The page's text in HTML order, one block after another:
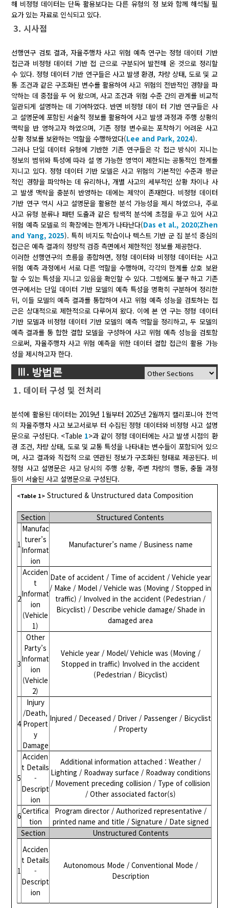
해 비정형 데이터는 단독 활용보다는 다른 유형의 정 보와 함께 해석될 필
요가 있는 자료로 인식되고 있다.
3. 시사점
선행연구 검토 결과, 자율주행차 사고 위험 예측 연구는 정형 데이터 기반
접근과 비정형 데이터 기반 접 근으로 구분되어 발전해 온 것으로 정리할
수 있다. 정형 데이터 기반 연구들은 사고 발생 환경, 차량 상태, 도로 및 교
통 조건과 같은 구조화된 변수를 활용하여 사고 위험의 전반적인 경향을 파
악하는 데 중점을 두 어 왔으며, 사고 조건과 위험 수준 간의 관계를 비교적
일관되게 설명하는 데 기여하였다. 반면 비정형 데이 터 기반 연구들은 사
고 설명문에 포함된 서술적 정보를 활용하여 사고 발생 과정과 주행 상황의
맥락을 반 영하고자 하였으며, 기존 정형 변수로는 포착하기 어려운 사고
상황 정보를 보완하는 역할을 수행하였다(Lee and Park, 2024).
그러나 단일 데이터 유형에 기반한 기존 연구들은 각 접근 방식이 지니는
정보의 범위와 특성에 따라 설 명 가능한 영역이 제한되는 공통적인 한계를
지니고 있다. 정형 데이터 기반 모델은 사고 위험의 기본적인 수준과 평균
적인 경향을 파악하는 데 유리하나, 개별 사고의 세부적인 상황 차이나 사
고 발생 맥락을 충분히 반영하는 데에는 제약이 존재한다. 비정형 데이터
기반 연구 역시 사고 설명문을 활용한 분석 가능성을 제시 하였으나, 주로
사고 유형 분류나 패턴 도출과 같은 탐색적 분석에 초점을 두고 있어 사고
위험 예측 모델로 의 확장에는 한계가 나타난다(Das et al., 2020;Zhen
and Yang, 2025). 특히 비지도 학습이나 텍스트 기반 군 집 분석 중심의
접근은 예측 결과의 정량적 검증 측면에서 제한적인 정보를 제공한다.
이러한 선행연구의 흐름을 종합하면, 정형 데이터와 비정형 데이터는 사고
위험 예측 과정에서 서로 다른 역할을 수행하며, 각각의 한계를 상호 보완
할 수 있는 특성을 지니고 있음을 확인할 수 있다. 그럼에도 불구 하고 기존
연구에서는 단일 데이터 기반 모델의 예측 특성을 명확히 구분하여 정리한
뒤, 이들 모델의 예측 결과를 통합하여 사고 위험 예측 성능을 검토하는 접
근은 상대적으로 제한적으로 다루어져 왔다. 이에 본 연 구는 정형 데이터
기반 모델과 비정형 데이터 기반 모델의 예측 역할을 정리하고, 두 모델의
예측 결과를 통 합한 결합 모델을 구성하여 사고 위험 예측 성능을 검토함
으로써, 자율주행차 사고 위험 예측을 위한 데이터 결합 접근의 활용 가능
성을 제시하고자 한다.
Ⅲ. 방법론
1. 데이터 구성 및 전처리
분석에 활용된 데이터는 2019년 1월부터 2025년 2월까지 캘리포니아 전역
의 자율주행차 사고 보고서로부 터 수집된 정형 데이터와 비정형 사고 설명
문으로 구성된다. <Table 1>과 같이 정형 데이터에는 사고 발생 시점의 환
경 조건, 차량 상태, 도로 및 교통 특성을 나타내는 변수들이 포함되어 있으
며, 사고 결과와 직접적 으로 연관된 정보가 구조화된 형태로 제공된다. 비
정형 사고 설명문은 사고 당시의 주행 상황, 주변 차량의 행동, 충돌 과정
등이 서술된 사고 설명문으로 구성된다.
<Table 1> Structured & Unstructured data Composition
Section Structured Contents
1
Manufac
turer’s
Informat
ion
Manufacturer’s name / Business name
2
Acciden
t
Informat
ion
(Vehicle
1)
Date of accident / Time of accident / Vehicle year
/ Make / Model / Vehicle was (Moving / Stopped in
traffic) / Involved in the accident (Pedestrian /
Bicyclist) / Describe vehicle damage/ Shade in
damaged area
3
Other
Party’s
Informat
ion
(Vehicle
2)
Vehicle year / Model/ Vehicle was (Moving /
Stopped in traffic) Involved in the accident
(Pedestrian / Bicyclist)
4
Injury
/Death,
Propert
y
Damage
Injured / Deceased / Driver / Passenger / Bicyclist
/ Property
5
Acciden
t Details
-
Descript
ion
Additional information attached : Weather /
Lighting / Roadway surface / Roadway conditions
/ Movement preceding collision / Type of collision
/ Other associated factor(s)
6
Certifica
tion
Program director / Authorized representative /
printed name and title / Signature / Date signed
Section
Unstructured Contents
1
Acciden
t Details
-
Descript
ion
Autonomous Mode / Conventional Mode /
Description